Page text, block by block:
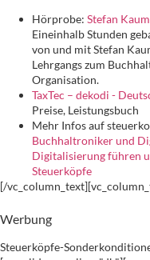
Hörprobe: Stefan
Eineinhalb Stunden
von und mit Stefan
Lehrgangs zum
Organisation.
TaxTec – dekodi -
Preise, Leistungsbuch
Mehr Infos auf
Buchhaltroniker und
Digitalisierung führen
Steuerköpfe
[/
Werbung
Steuerköpfe-